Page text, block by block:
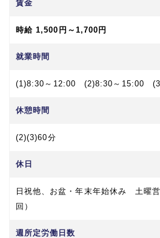
賃金
時給 1,500円～1,700円
就業時間
(1)8:30～12:00 (2)8:30～15:00
休憩時間
(2)(3)60分
休日
日祝他、お盆・年末年始休み 土曜
回）
週所定労働日数